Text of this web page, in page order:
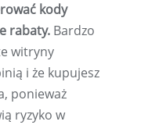
kody
rabaty. Bardzo
witryny
i że kupujesz
ponieważ
ryzyko w